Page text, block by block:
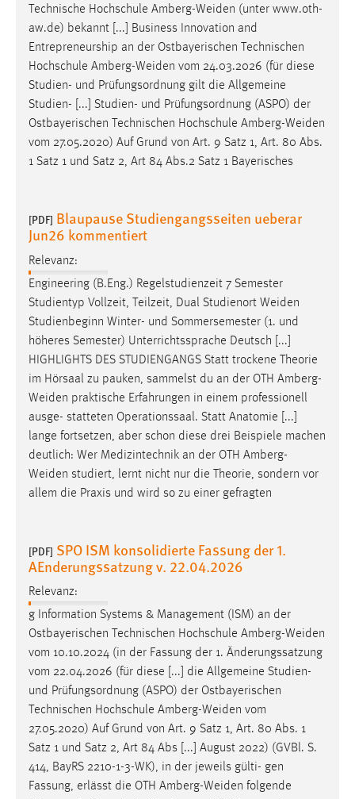
HochschuleAmberg-Weidenvom 24.03.2026 (für diese
Studien- und Prüfungsordnung gilt die Allgemeine
Studien- [...] Studien- und Prüfungsordnung (ASPO) der
Ostbayerischen Technischen HochschuleAmberg-Weiden
vom 27.05.2020) Auf Grund von Art. 9 Satz 1, Art. 80 Abs.
1 Satz 1 und Satz 2, Art 84 Abs.2 Satz 1 Bayerisches
[PDF] Blaupause Studiengangsseiten ueberar
Engineering (B.Eng.) Regelstudienzeit 7 Semester
Studientyp Vollzeit, Teilzeit, Dual Studienort
Studienbeginn Winter- und Sommersemester (1. und
höheres Semester) Unterrichtssprache Deutsch [...]
HIGHLIGHTS DES STUDIENGANGS Statt trockene Theorie
im Hörsaal zu pauken, sammelst du an der OTH Amberg-
Weidenpraktische Erfahrungen in einem professionell
ausge- statteten Operationssaal. Statt Anatomie [...]
lange fortsetzen, aber schon diese drei Beispiele machen
deutlich: Wer Medizintechnik an der OTHAmberg-
Weidenstudiert, lernt nicht nur die Theorie, sondern vor
allem die Praxis und wird so zu einer gefragten
[PDF] SPO ISM konsolidierte Fassung der 1.
g Information Systems & Management (ISM) an der
Ostbayerischen Technischen Hochschule
vom 10.10.2024 (in der Fassung der 1. Änderungssatzung
vom 22.04.2026 (für diese [...] die Allgemeine Studien-
und Prüfungsordnung (ASPO) der Ostbayerischen
Technischen HochschuleAmberg-Weidenvom
27.05.2020) Auf Grund von Art. 9 Satz 1, Art. 80 Abs. 1
Satz 1 und Satz 2, Art 84 Abs [...] August 2022) (GVBl. S.
414, BayRS 2210-1-3-WK), in der jeweils gülti- gen
Fassung, erlässt die OTHAmberg-Weidenfolgende
Satzung: § 1 Zweck der Studien- und Prüfungsordnung
Diese Studien- und Pr